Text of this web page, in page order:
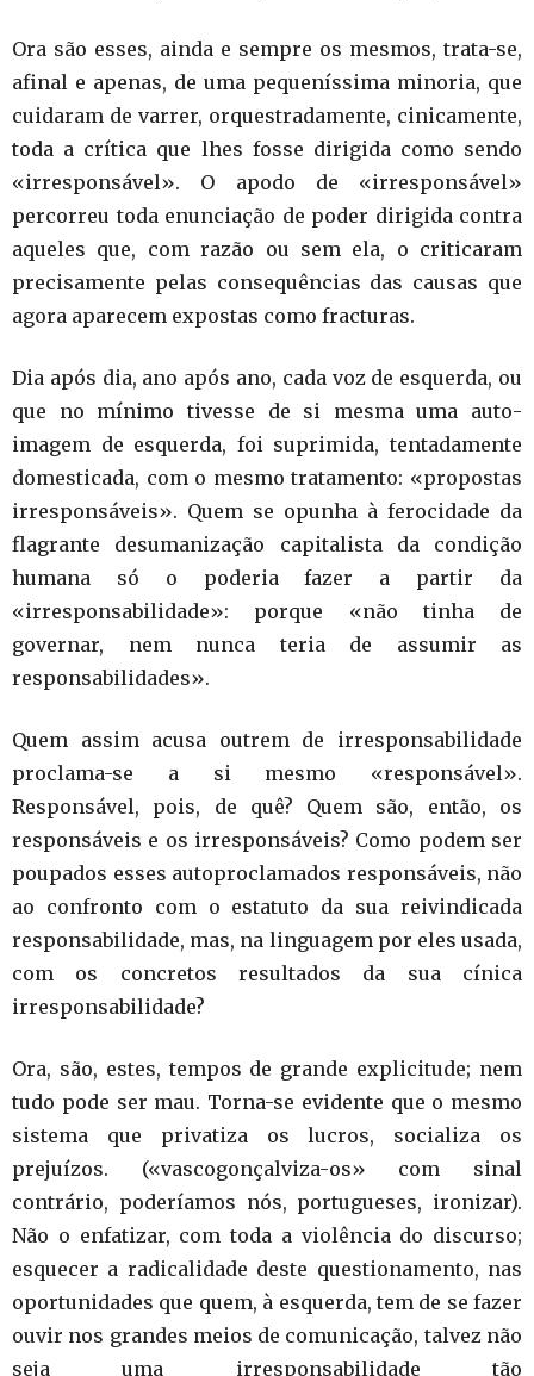
Ora são esses, ainda e sempre os mesmos, trata-se,
afinal e apenas, de uma pequeníssima minoria, que
cuidaram de varrer, orquestradamente, cinicamente,
toda a crítica que lhes fosse dirigida como sendo
«irresponsável». O apodo de «irresponsável»
percorreu toda enunciação de poder dirigida contra
aqueles que, com razão ou sem ela, o criticaram
precisamente pelas consequências das causas que
agora aparecem expostas como fracturas.
Dia após dia, ano após ano, cada voz de esquerda, ou
que no mínimo tivesse de si mesma uma auto-
imagem de esquerda, foi suprimida, tentadamente
domesticada, com o mesmo tratamento: «propostas
irresponsáveis». Quem se opunha à ferocidade da
flagrante desumanização capitalista da condição
humana só o poderia fazer a partir da
«irresponsabilidade»: porque «não tinha de
governar, nem nunca teria de assumir as
responsabilidades».
Quem assim acusa outrem de irresponsabilidade
proclama-se a si mesmo «responsável».
Responsável, pois, de quê? Quem são, então, os
responsáveis e os irresponsáveis? Como podem ser
poupados esses autoproclamados responsáveis, não
ao confronto com o estatuto da sua reivindicada
responsabilidade, mas, na linguagem por eles usada,
com os concretos resultados da sua cínica
irresponsabilidade?
Ora, são, estes, tempos de grande explicitude; nem
tudo pode ser mau. Torna-se evidente que o mesmo
sistema que privatiza os lucros, socializa os
prejuízos. («vascogonçalviza-os» com sinal
contrário, poderíamos nós, portugueses, ironizar).
Não o enfatizar, com toda a violência do discurso;
esquecer a radicalidade deste questionamento, nas
oportunidades que quem, à esquerda, tem de se fazer
ouvir nos grandes meios de comunicação, talvez não
seja uma irresponsabilidade tão